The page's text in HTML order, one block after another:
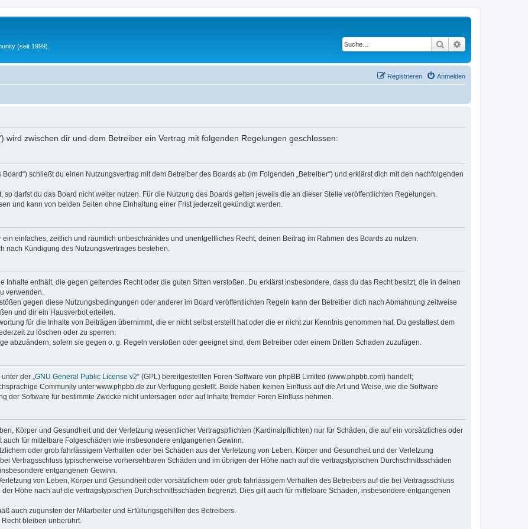
(seit 1999). Suche
Anmelden
Registrieren
wird zwischen dir und dem Betreiber ein Vertrag mit folgenden Regelungen geschlossen:
Board“) schließt du einen Nutzungsvertrag mit dem Betreiber des Boards ab (im Folgenden „Betreiber“) und erklärst dich mit den nachfolgenden
darfst du das Board nicht weiter nutzen. Für die Nutzung des Boards gelten jeweils die an dieser Stelle veröffentlichten Regelungen.
und kann von beiden Seiten ohne Einhaltung einer Frist jederzeit gekündigt werden.
einfaches, zeitlich und räumlich unbeschränktes und unentgeltliches Recht, deinen Beitrag im Rahmen des Boards zu nutzen.
nach Kündigung des Nutzungsvertrages bestehen.
Inhalte enthält, die gegen geltendes Recht oder die guten Sitten verstoßen. Du erklärst insbesondere, dass du das Recht besitzt, die in deinen
verwenden.
gegen diese Nutzungsbedingungen oder anderer im Board veröffentlichten Regeln kann der Betreiber dich nach Abmahnung zeitweise
und dir ein Hausverbot erteilen.
für die Inhalte von Beiträgen übernimmt, die er nicht selbst erstellt hat oder die er nicht zur Kenntnis genommen hat. Du gestattest dem
zu löschen oder zu sperren.
abzuändern, sofern sie gegen o. g. Regeln verstoßen oder geeignet sind, dem Betreiber oder einem Dritten Schaden zuzufügen.
der „ GNU General Public License v2“ (GPL) bereitgestellten Foren-Software von phpBB Limited (www.phpbb.com) handelt;
Community unter www.phpbb.de zur Verfügung gestellt. Beide haben keinen Einfluss auf die Art und Weise, wie die Software
der Software für bestimmte Zwecke nicht untersagen oder auf Inhalte fremder Foren Einfluss nehmen.
Körper und Gesundheit und der Verletzung wesentlicher Vertragspflichten (Kardinalpflichten) nur für Schäden, die auf ein vorsätzliches oder
für mittelbare Folgeschäden wie insbesondere entgangenen Gewinn.
oder grob fahrlässigem Verhalten oder bei Schäden aus der Verletzung von Leben, Körper und Gesundheit und der Verletzung
Vertragsschluss typischerweise vorhersehbaren Schäden und im übrigen der Höhe nach auf die vertragstypischen Durchschnittsschäden
entgangenen Gewinn.
von Leben, Körper und Gesundheit oder vorsätzlichem oder grob fahrlässigem Verhalten des Betreibers auf die bei Vertragsschluss
Höhe nach auf die vertragstypischen Durchschnittsschäden begrenzt. Dies gilt auch für mittelbare Schäden, insbesondere entgangenen
auch zugunsten der Mitarbeiter und Erfüllungsgehilfen des Betreibers.
bleiben unberührt.